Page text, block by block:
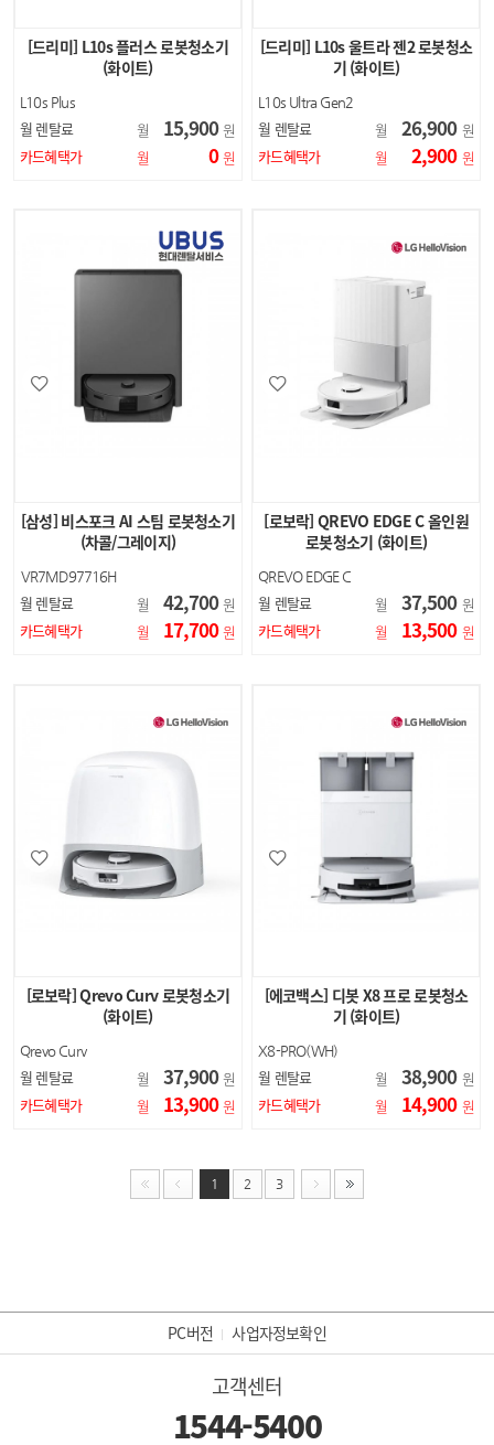
[드리미] L10s 플러스 로봇청소기
(화이트)
L10s Plus
월 렌탈료 월 15,900 원
카드혜택가
월 0 원
[드리미] L10s 울트라 젠2 로봇청소
기 (화이트)
L10s Ultra Gen2
월 렌탈료 월 26,900 원
카드혜택가
월 2,900 원
[삼성] 비스포크 AI 스팀 로봇청소기
(차콜/그레이지)
VR7MD97716H
VR7MD97716G
월 렌탈료 월 42,700 원
카드혜택가
월 17,700 원
[로보락] QREVO EDGE C 올인원
로봇청소기 (화이트)
QREVO EDGE C
월 렌탈료 월 37,500 원
카드혜택가
월 13,500 원
[로보락] Qrevo Curv 로봇청소기
(화이트)
Qrevo Curv
월 렌탈료 월 37,900 원
카드혜택가
월 13,900 원
[에코백스] 디봇 X8 프로 로봇청소
기 (화이트)
X8-PRO(WH)
월 렌탈료 월 38,900 원
카드혜택가
월 14,900 원
1 2 3
PC버전 사업자정보확인
고객센터
1544-5400